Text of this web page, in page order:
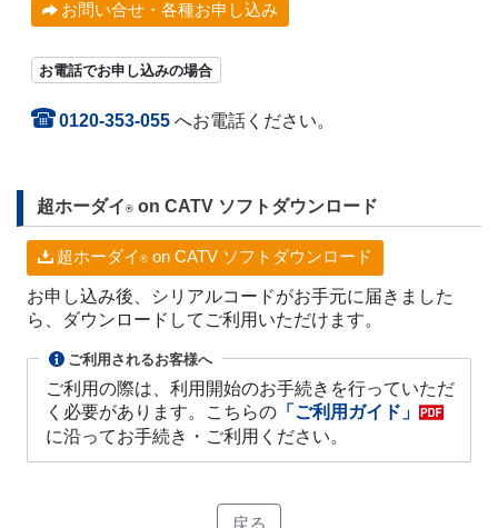
お問い合せ・各種お申し込み
お電話でお申し込みの場合
0120-353-055へお電話ください。
超ホーダイ ® on CATV ソフトダウンロード
超ホーダイ® on CATV ソフトダウンロード
お申し込み後、シリアルコードがお手元に届きました
ら、ダウンロードしてご利用いただけます。
ご利用されるお客様へ
ご利用の際は、利用開始のお手続きを行っていただ
く必要があります。こちらの 「ご利用ガイド」
に沿ってお手続き・ご利用ください。
戻る